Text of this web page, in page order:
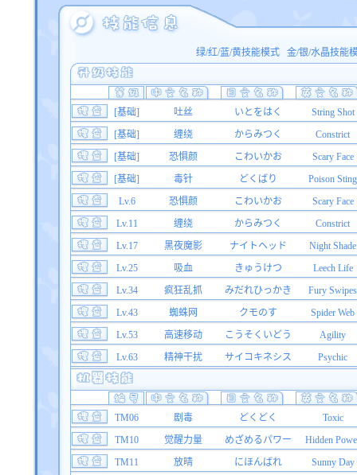
绿/红/蓝/黄技能模式 金/银/水晶技能
[基础] 吐丝 いとをはく
String Shot
[基础]
缠绕 からみつく
Constrict
[基础]
恐惧颜 こわいかお
Scary Face
[基础]
毒针 どくばり
Poison Sting
Lv.6
恐惧颜 こわいかお
Scary Face
Lv.11
缠绕 からみつく
Constrict
Lv.17
黑夜魔影 ナイトヘッド
Night Shade
Lv.25
吸血 きゅうけつ
Leech Life
Lv.34
疯狂乱抓 みだれひっかき
Fury Swipes
Lv.43
蜘蛛网 クモのす
Spider Web
Lv.53
高速移动 こうそくいどう
Agility
Lv.63
精神干扰 サイコキネシス Psychic
TM06 剧毒 どくどく
Toxic
TM10
觉醒力量 めざめるパワー
Hidden
TM11
放晴 にほんばれ
Sunny Day